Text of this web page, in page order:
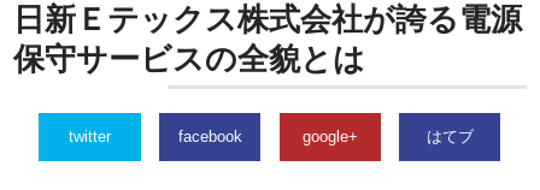
日新Ｅテックス株式会社が誇る電源
保守サービスの全貌とは
twitter facebook google+ はてブ